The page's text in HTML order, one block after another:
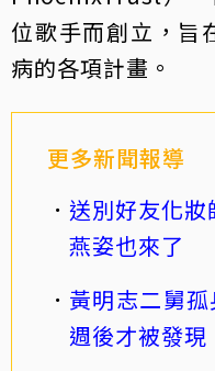
位歌手而創立，旨
病的各項計畫。
更多新聞報導
送別好友化
燕姿也來了
黃明志二舅
週後才被發現